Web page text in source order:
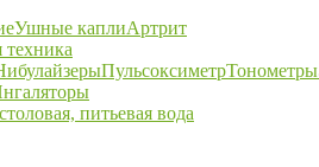
Ушные каплиАртрит
ПульсоксиметрТонометры
питьевая вода